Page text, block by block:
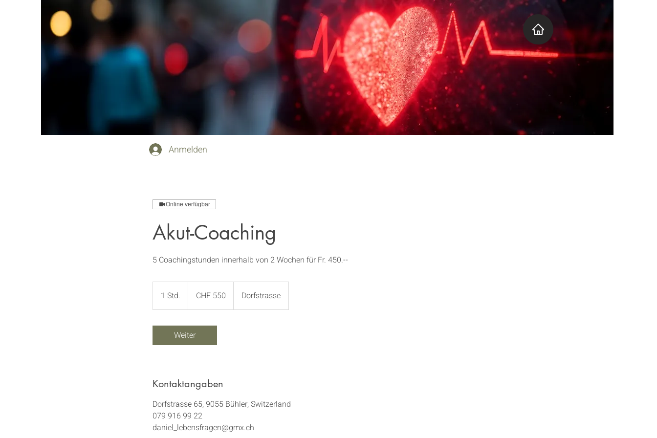
Anmelden
Online verfügbar
Akut-Coaching
5 Coachingstunden innerhalb von 2 Wochen für Fr. 450.--
1 Std.
S
d
Franken
CHF 550 Dorfstrasse
Weiter
Kontaktangaben
Dorfstrasse 65, 9055 Bühler, Switzerland
079 916 99 22
daniel_lebensfragen@gmx.ch